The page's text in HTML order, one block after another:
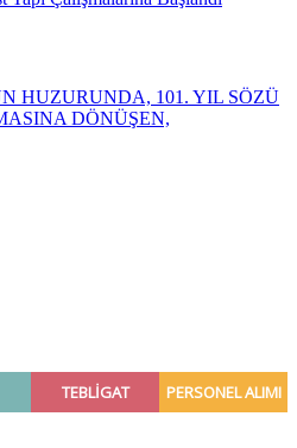
HUZURUNDA, 101. YIL SÖZÜ
DÖNÜŞEN,